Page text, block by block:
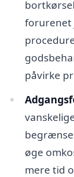
forurenet
påvirke
øge
mere tid